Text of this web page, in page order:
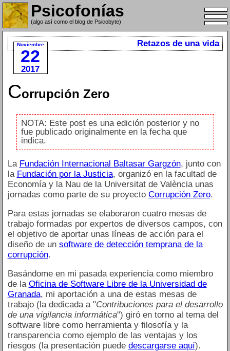
Psicofonías
(algo así como el blog de Psicobyte)
Noviembre
22
2017
Retazos de una vida
Corrupción Zero
NOTA: Este post es una edición posterior y no
fue publicado originalmente en la fecha que
indica.
La Fundación Internacional Baltasar Gargzón, junto con
la Fundación por la Justicia, organizó en la facultad de
Economía y la Nau de la Universitat de València unas
jornadas como parte de su proyecto Corrupción Zero.
Para estas jornadas se elaboraron cuatro mesas de
trabajo formadas por expertos de diversos campos, con
el objetivo de aportar unas líneas de acción para el
diseño de un software de detección temprana de la
corrupción.
Basándome en mi pasada experiencia como miembro
de la Oficina de Software Libre de la Universidad de
Granada, mi aportación a una de estas mesas de
trabajo (la dedicada a "Contribuciones para el desarrollo
de una vigilancia informática") giró en torno al tema del
software libre como herramienta y filosofía y la
transparencia como ejemplo de las ventajas y los
riesgos (la presentación puede descargarse aquí).